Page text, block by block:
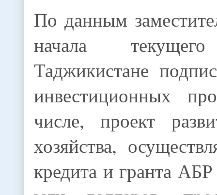
По данным
начала
Таджикистане
инвестиционных
числе, проект
хозяйства,
кредита и гранта